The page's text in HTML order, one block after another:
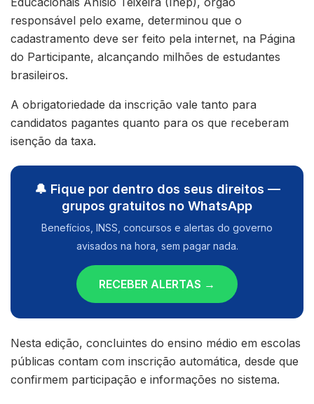
responsável pelo exame, determinou que o
cadastramento deve ser feito pela internet, na Página
do Participante, alcançando milhões de estudantes
brasileiros.
A obrigatoriedade da inscrição vale tanto para
candidatos pagantes quanto para os que receberam
isenção da taxa.
🔔 Fique por dentro dos seus direitos —
grupos gratuitos no WhatsApp
Benefícios, INSS, concursos e alertas do governo
avisados na hora, sem pagar nada.
RECEBER ALERTAS →
Nesta edição, concluintes do ensino médio em escolas
públicas contam com inscrição automática, desde que
confirmem participação e informações no sistema.